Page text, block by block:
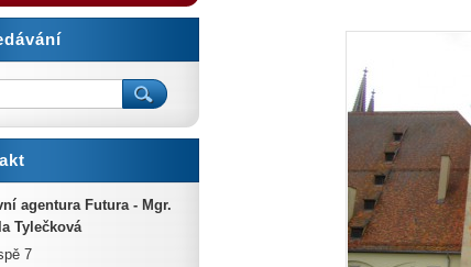
agentura Futura - Mgr.
Tylečková
7